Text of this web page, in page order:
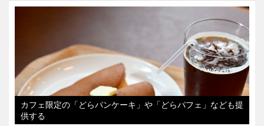
カフェ限定の「どらパンケーキ」や「どらパフェ」なども提
供する